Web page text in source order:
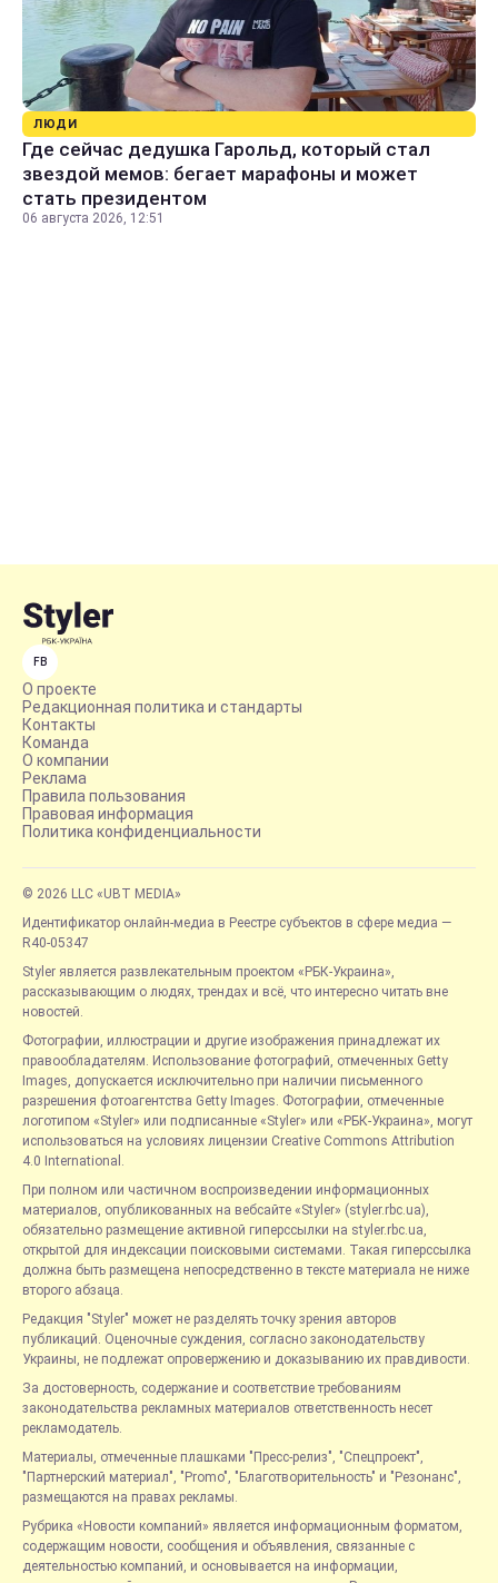
ЛЮДИ
Где сейчас дедушка Гарольд, который стал
звездой мемов: бегает марафоны и может
стать президентом
06 августа 2026, 12:51
FB
О проекте
Редакционная политика и стандарты
Контакты
Команда
О компании
Реклама
Правила пользования
Правовая информация
Политика конфиденциальности
© 2026 LLC «UBT MEDIA»
Идентификатор онлайн-медиа в Реестре субъектов в сфере медиа —
R40-05347
Styler является развлекательным проектом «РБК-Украина»,
рассказывающим о людях, трендах и всё, что интересно читать вне
новостей.
Фотографии, иллюстрации и другие изображения принадлежат их
правообладателям. Использование фотографий, отмеченных Getty
Images, допускается исключительно при наличии письменного
разрешения фотоагентства Getty Images. Фотографии, отмеченные
логотипом «Styler» или подписанные «Styler» или «РБК-Украина», могут
использоваться на условиях лицензии Creative Commons Attribution
4.0 International.
При полном или частичном воспроизведении информационных
материалов, опубликованных на вебсайте «Styler» (styler.rbc.ua),
обязательно размещение активной гиперссылки на styler.rbc.ua,
открытой для индексации поисковыми системами. Такая гиперссылка
должна быть размещена непосредственно в тексте материала не ниже
второго абзаца.
Редакция "Styler" может не разделять точку зрения авторов
публикаций. Оценочные суждения, согласно законодательству
Украины, не подлежат опровержению и доказыванию их правдивости.
За достоверность, содержание и соответствие требованиям
законодательства рекламных материалов ответственность несет
рекламодатель.
Материалы, отмеченные плашками "Пресс-релиз", "Спецпроект",
"Партнерский материал", "Promo", "Благотворительность" и "Резонанс",
размещаются на правах рекламы.
Рубрика «Новости компаний» является информационным форматом,
содержащим новости, сообщения и объявления, связанные с
деятельностью компаний, и основывается на информации,